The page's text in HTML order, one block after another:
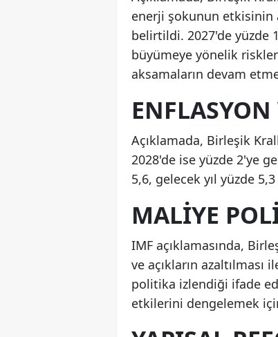
enerji şokunun etkisinin
belirtildi. 2027'de yüzde
büyümeye yönelik
aksamaların devam
Açıklamada, Birleşik
2028'de ise yüzde 2'ye
5,6, gelecek yıl yüzde
MALIYE
IMF açıklamasında,
ve açıkların
politika izlendiği ifade
etkilerini dengelemek